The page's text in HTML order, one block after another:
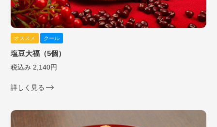
オススメ クール
塩豆大福（5個）
税込み 2,140円
詳しく見る